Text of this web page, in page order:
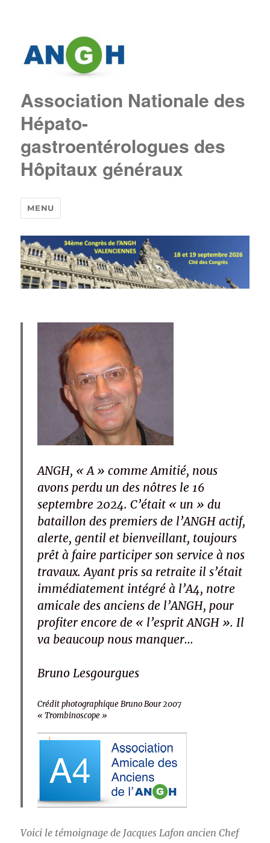
Association Nationale des
Hépato-
gastroentérologues des
Hôpitaux généraux
MENU
ANGH, « A » comme Amitié, nous
avons perdu un des nôtres le 16
septembre 2024. C’était « un » du
bataillon des premiers de l’ANGH actif,
alerte, gentil et bienveillant, toujours
prêt à faire participer son service à nos
travaux. Ayant pris sa retraite il s’était
immédiatement intégré à l’A4, notre
amicale des anciens de l’ANGH, pour
profiter encore de « l’esprit ANGH ». Il
va beaucoup nous manquer…
Bruno Lesgourgues
Crédit photographique Bruno Bour 2007
« Trombinoscope »
Voici le témoignage de Jacques Lafon ancien Chef